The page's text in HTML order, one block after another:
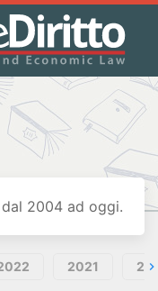
2004 ad oggi.
2021